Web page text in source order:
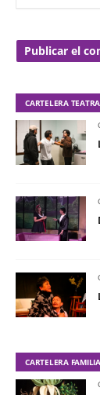
CARTELERA
CARTELERA